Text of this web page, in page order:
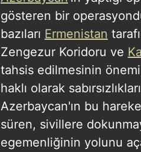
gösteren bir
bazıları Ermenistan
Zengezur Koridoru ve
tahsis edilmesinin
haklı olarak
Azerbaycan'ın bu
süren, sivillere
egemenliğinin yolunu